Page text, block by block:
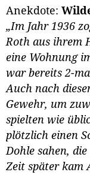
Anekdote:
„Im Jahr 1936
Roth aus ihrem
eine Wohnung
war bereits 2-
Auch nach
Gewehr, um
spielten wie
plötzlich einen
Dohle sahen,
Zeit später kam